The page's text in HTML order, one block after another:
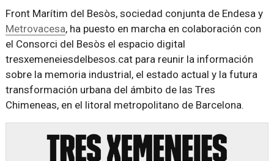
Front Marítim del Besòs, sociedad conjunta de Endesa y
Metrovacesa, ha puesto en marcha en colaboración con
el Consorci del Besòs el espacio digital
tresxemeneiesdelbesos.cat para reunir la información
sobre la memoria industrial, el estado actual y la futura
transformación urbana del ámbito de las Tres
Chimeneas, en el litoral metropolitano de Barcelona.